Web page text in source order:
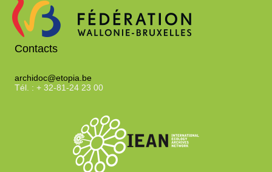
Contacts
archidoc@etopia.be
Tél. : + 32-81-24 23 00